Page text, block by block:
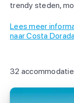
32
trendy steden,
Lees meer
naar Costa